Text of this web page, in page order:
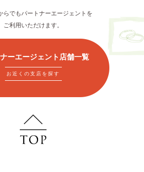
らでもパートナーエージェントを
ご利用いただけます。
ーエージェント店舗一覧
お近くの支店を探す